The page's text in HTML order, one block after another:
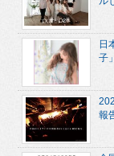
日
子
報